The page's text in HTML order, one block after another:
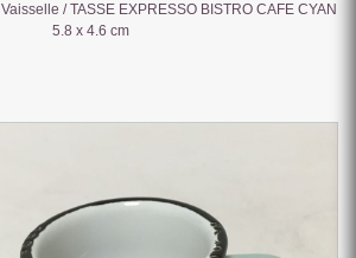
Vaisselle / TASSE EXPRESSO BISTRO CAFE CYAN
5.8 x 4.6 cm